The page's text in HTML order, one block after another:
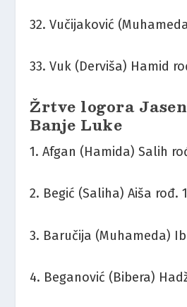
32. Vučijaković
33. Vuk (Derviša) Hamid
Žrtve logora
Banje Luke
1. Afgan (Hamida) Salih
2. Begić (Saliha) Aiša rođ.
3. Baručija (Muhameda)
4. Beganović (Bibera)